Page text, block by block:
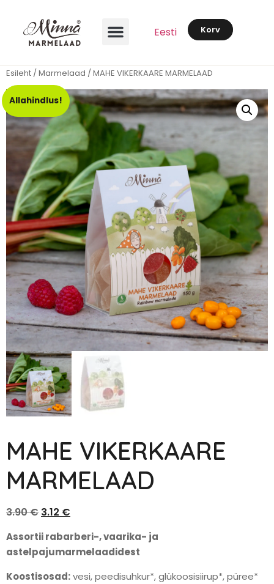
Eesti Korv
Esileht /Marmelaad / MAHE VIKERKAARE MARMELAAD
Allahindlus!
MAHE VIKERKAARE
MARMELAAD
3.90€ 3.12 €
Assortii rabarberi-, vaarika- ja
astelpajumarmelaadidest
Koostisosad:vesi, peedisuhkur*, glükoosisiirup*, püree*